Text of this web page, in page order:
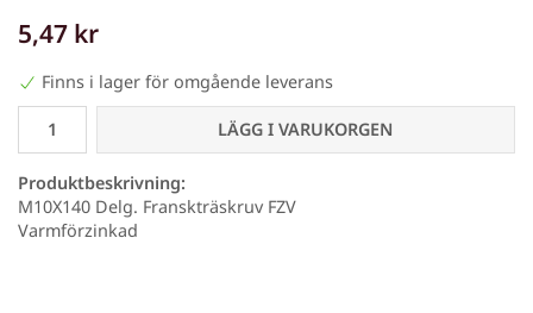
5,47 kr
Finns i lager för omgående leverans
LÄGG I VARUKORGEN
Produktbeskrivning:
M10X140 Delg. Franskträskruv FZV
Varmförzinkad